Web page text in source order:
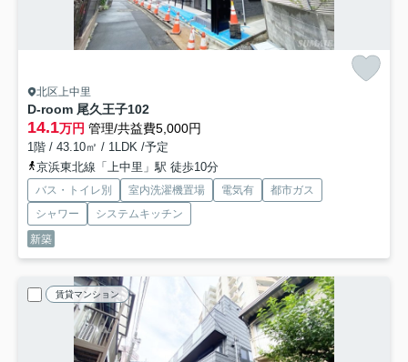
北区上中里
D-room 尾久王子102
14.1万円 管理/共益費5,000円
1階 / 43.10㎡ / 1LDK /予定
京浜東北線「上中里」駅 徒歩10分
バス・トイレ別 室内洗濯機置場 電気有
都市ガス
シャワー
システムキッチン
新築
賃貸マンション